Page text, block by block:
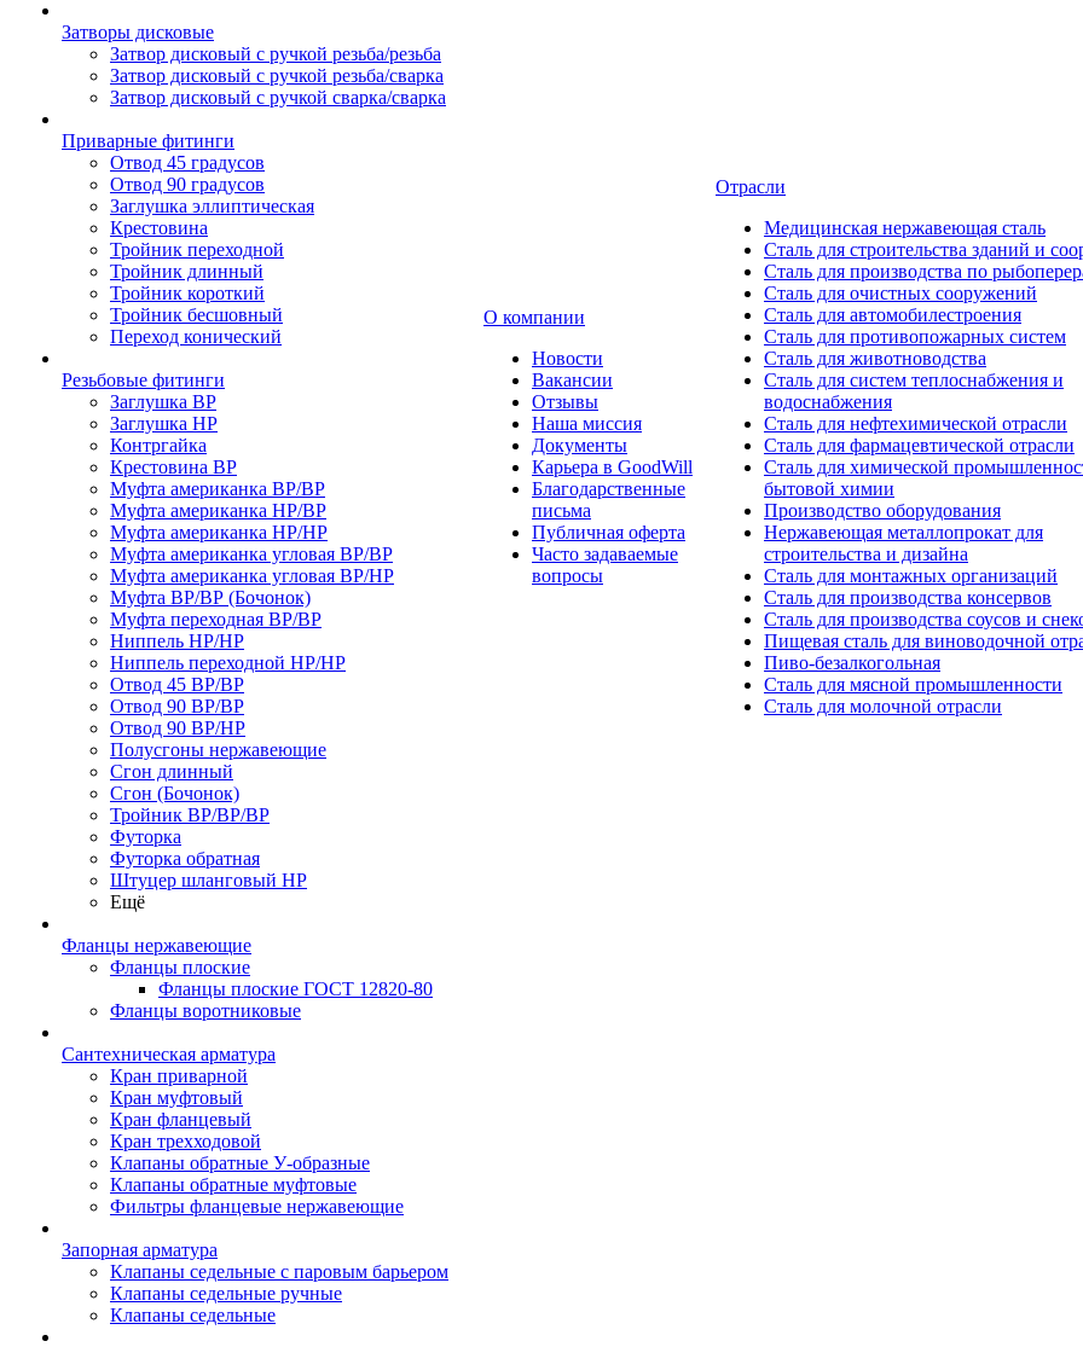
Затворы дисковые
Затвор дисковый с ручкой резьба/резьба
Затвор дисковый с ручкой резьба/сварка
Затвор дисковый с ручкой сварка/сварка
Приварные фитинги
Отвод 45 градусов
Отвод 90 градусов
Заглушка эллиптическая
Крестовина
Тройник переходной
Тройник длинный
Тройник короткий
Тройник бесшовный
Переход конический
Резьбовые фитинги
Заглушка ВР
Заглушка НР
Контргайка
Крестовина ВР
Муфта американка ВР/ВР
Муфта американка НР/ВР
Муфта американка НР/НР
Муфта американка угловая ВР/ВР
Муфта американка угловая ВР/НР
Муфта ВР/ВР (Бочонок)
Муфта переходная ВР/ВР
Ниппель НР/НР
Ниппель переходной НР/НР
Отвод 45 ВР/ВР
Отвод 90 ВР/ВР
Отвод 90 ВР/НР
Полусгоны нержавеющие
Сгон длинный
Сгон (Бочонок)
Тройник ВР/ВР/ВР
Футорка
Футорка обратная
Штуцер шланговый НР
Ещё
Фланцы нержавеющие
Фланцы плоские
Фланцы плоские ГОСТ 12820-80
Фланцы воротниковые
Сантехническая арматура
Кран приварной
Кран муфтовый
Кран фланцевый
Кран трехходовой
Клапаны обратные У-образные
Клапаны обратные муфтовые
Фильтры фланцевые нержавеющие
Запорная арматура
Клапаны седельные с паровым барьером
Клапаны седельные ручные
Клапаны седельные
О компании
Новости
Вакансии
Отзывы
Наша миссия
Документы
Карьера в GoodWill
Благодарственные
письма
Публичная оферта
Часто задаваемые
вопросы
Отрасли
Медицинcкая нержавеющая сталь
Сталь для строительства зданий и
Сталь для производства по
Сталь для очистных сооружений
Сталь для автомобилестроения
Сталь для противопожарных систем
Сталь для животноводства
Сталь для систем теплоснабжения и
водоснабжения
Сталь для нефтехимической отрасли
Сталь для фармацевтической отрасли
Сталь для химической
бытовой химии
Производство оборудования
Нержавеющая металлопрокат для
строительства и дизайна
Сталь для монтажных организаций
Сталь для производства консервов
Сталь для производства соусов и
Пищевая сталь для виноводочной
Пиво-безалкогольная
Сталь для мясной промышленности
Сталь для молочной отрасли